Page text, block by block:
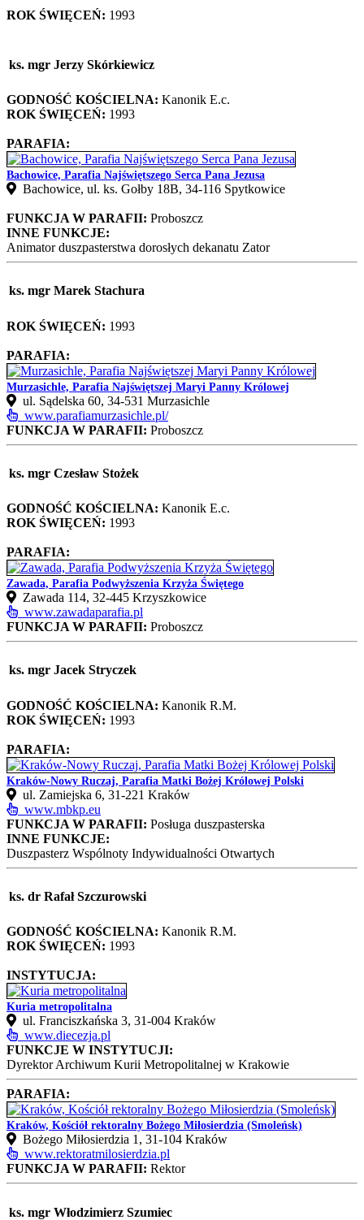
ROK ŚWIĘCEŃ: 1993
ks. mgr Jerzy Skórkiewicz
GODNOŚĆ KOŚCIELNA: Kanonik E.c.
ROK ŚWIĘCEŃ: 1993
PARAFIA:
Bachowice, Parafia Najświętszego Serca Pana Jezusa
Bachowice, ul. ks. Gołby 18B, 34-116 Spytkowice
FUNKCJA W PARAFII: Proboszcz
INNE FUNKCJE:
Animator duszpasterstwa dorosłych dekanatu Zator
ks. mgr Marek Stachura
ROK ŚWIĘCEŃ: 1993
PARAFIA:
Murzasichle, Parafia Najświętszej Maryi Panny Królowej
ul. Sądelska 60, 34‑531 Murzasichle
www.parafiamurzasichle.pl/
FUNKCJA W PARAFII: Proboszcz
ks. mgr Czesław Stożek
GODNOŚĆ KOŚCIELNA: Kanonik E.c.
ROK ŚWIĘCEŃ: 1993
PARAFIA:
Zawada, Parafia Podwyższenia Krzyża Świętego
Zawada 114, 32‑445 Krzyszkowice
www.zawadaparafia.pl
FUNKCJA W PARAFII: Proboszcz
ks. mgr Jacek Stryczek
GODNOŚĆ KOŚCIELNA: Kanonik R.M.
ROK ŚWIĘCEŃ: 1993
PARAFIA:
Kraków-Nowy Ruczaj, Parafia Matki Bożej Królowej Polski
ul. Zamiejska 6, 31-221 Kraków
www.mbkp.eu
FUNKCJA W PARAFII: Posługa duszpasterska
INNE FUNKCJE:
Duszpasterz Wspólnoty Indywidualności Otwartych
ks. dr Rafał Szczurowski
GODNOŚĆ KOŚCIELNA: Kanonik R.M.
ROK ŚWIĘCEŃ: 1993
INSTYTUCJA:
Kuria metropolitalna
ul. Franciszkańska 3, 31-004 Kraków
www.diecezja.pl
FUNKCJE W INSTYTUCJI:
Dyrektor Archiwum Kurii Metropolitalnej w Krakowie
PARAFIA:
Kraków, Kościół rektoralny Bożego Miłosierdzia (Smoleńsk)
Bożego Miłosierdzia 1, 31-104 Kraków
www.rektoratmilosierdzia.pl
FUNKCJA W PARAFII: Rektor
ks. mgr Włodzimierz Szumiec